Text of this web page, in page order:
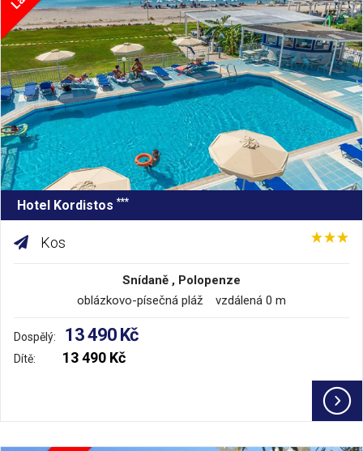
Hotel Kordistos ***
Kos
Snídaně , Polopenze
oblázkovo-písečná pláž vzdálená 0 m
Dospělý: 13 490 Kč
Dítě: 13 490 Kč